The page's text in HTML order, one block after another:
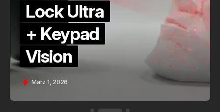
Home
Assistant
Voice (PE)
Feb. 9, 2026